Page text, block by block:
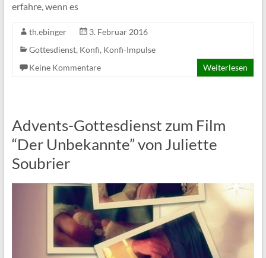
erfahre, wenn es
th.ebinger
3. Februar 2016
Gottesdienst, Konfi, Konfi-Impulse
Keine Kommentare
Weiterlesen
Advents-Gottesdienst zum Film
“Der Unbekannte” von Juliette
Soubrier